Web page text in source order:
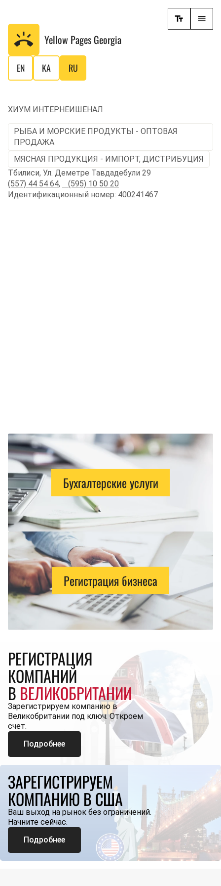
Yellow Pages Georgia
EN KA RU
ХИУМ ИНТЕРНЕИШЕНАЛ
РЫБА И МОРСКИЕ ПРОДУКТЫ - ОПТОВАЯ
ПРОДАЖА
МЯСНАЯ ПРОДУКЦИЯ - ИМПОРТ, ДИСТРИБУЦИЯ
Тбилиси, Ул. Деметре Тавдадебули 29
(557) 44 54 64,
(595) 10 50 20
Идентификационный номер: 400241467
Бухгалтерские услуги
Регистрация бизнеса
РЕГИСТРАЦИЯ
КОМПАНИЙ
В ВЕЛИКОБРИТАНИИ
Зарегистрируем компанию в
Великобритании под ключ. Откроем
счет.
Подробнее
ЗАРЕГИСТРИРУЕМ
КОМПАНИЮ В США
Ваш выход на рынок без ограничений.
Начните сейчас.
Подробнее